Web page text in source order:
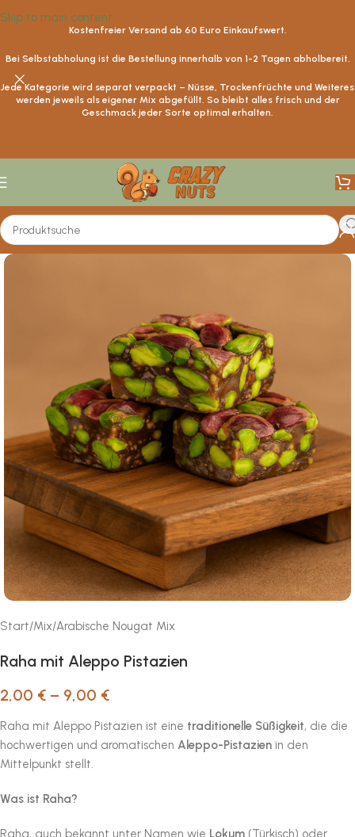
Skip to main content
Kostenfreier Versand ab 60 Euro Einkaufswert.
Bei Selbstabholung ist die Bestellung innerhalb von 1-2 Tagen abholbereit.
Jede Kategorie wird separat verpackt – Nüsse, Trockenfrüchte und Weiteres
werden jeweils als eigener Mix abgefüllt. So bleibt alles frisch und der
Geschmack jeder Sorte optimal erhalten.
Start/Mix/Arabische Nougat Mix
Raha mit Aleppo Pistazien
2,00 € – 9,00 €
Raha mit Aleppo Pistazien ist eine traditionelle Süßigkeit, die die
hochwertigen und aromatischen Aleppo-Pistazien in den
Mittelpunkt stellt.
Was ist Raha?
Raha, auch bekannt unter Namen wie Lokum (Türkisch) oder